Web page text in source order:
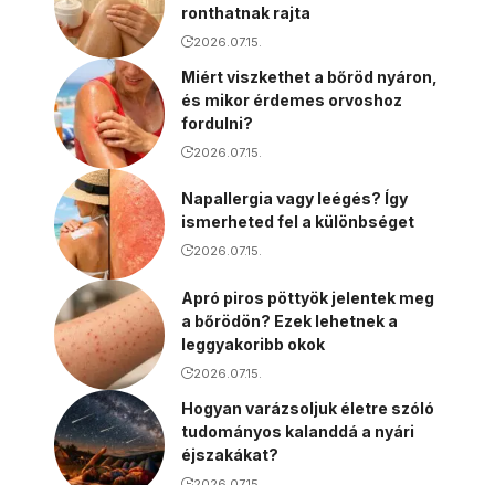
ronthatnak rajta
2026.07.15.
Miért viszkethet a bőröd nyáron,
és mikor érdemes orvoshoz
fordulni?
2026.07.15.
Napallergia vagy leégés? Így
ismerheted fel a különbséget
2026.07.15.
Apró piros pöttyök jelentek meg
a bőrödön? Ezek lehetnek a
leggyakoribb okok
2026.07.15.
Hogyan varázsoljuk életre szóló
tudományos kalanddá a nyári
éjszakákat?